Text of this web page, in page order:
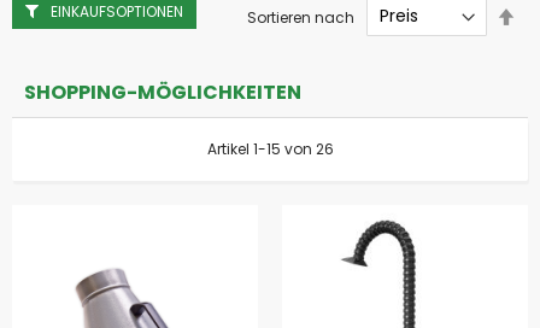
Artikel 1-15 von 26
Sortieren nach
EINKAUFSOPTIONEN
SHOPPING-MÖGLICHKEITEN